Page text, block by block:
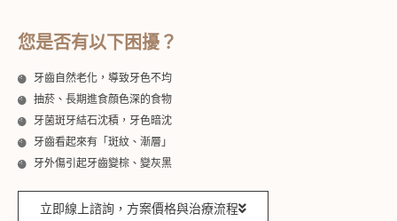
您是否有以下困擾？
牙齒自然老化，導致牙色不均
抽菸、長期進食顔色深的食物
牙菌斑牙結石沈積，牙色暗沈
牙齒看起來有「斑紋、漸層」
牙外傷引起牙齒變棕、變灰黑
立即線上諮詢，方案價格與治療流程